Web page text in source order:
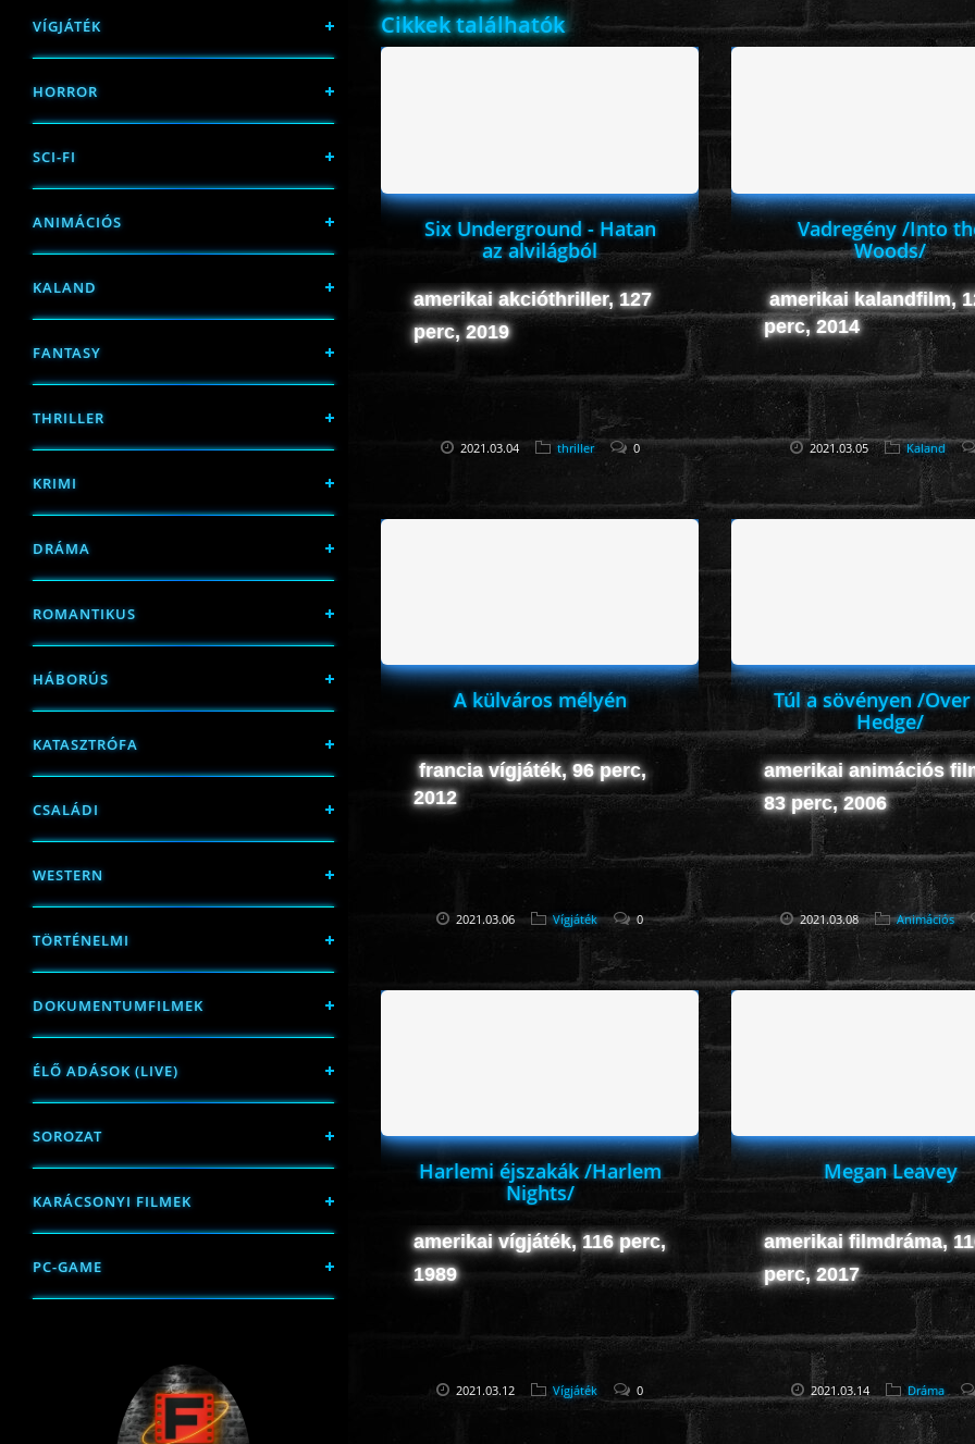
VÍGJÁTÉK
HORROR
SCI-FI
ANIMÁCIÓS
KALAND
FANTASY
THRILLER
KRIMI
DRÁMA
ROMANTIKUS
HÁBORÚS
KATASZTRÓFA
CSALÁDI
WESTERN
TÖRTÉNELMI
DOKUMENTUMFILMEK
ÉLŐ ADÁSOK (LIVE)
SOROZAT
KARÁCSONYI FILMEK
PC-GAME
Cikkek találhatók
Six Underground - Hatan
az alvilágból
amerikai akcióthriller, 127
perc, 2019
2021.03.04 thriller 0
Vadregény /Into
Woods/
amerikai kalandfilm,
perc, 2014
2021.03.05 Kaland
A külváros mélyén
francia vígjáték, 96 perc,
2012
2021.03.06 Vígjáték 0
Túl a sövényen /
Hedge/
amerikai animációs
83 perc, 2006
2021.03.08 Animációs
Harlemi éjszakák /Harlem
Nights/
amerikai vígjáték, 116 perc,
1989
2021.03.12 Vígjáték 0
Megan Leavey
amerikai filmdráma,
perc, 2017
2021.03.14 Dráma